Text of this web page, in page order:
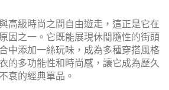
高級時尚之間自由遊走，這正是它在
因之一。它既能展現休閒隨性的街頭
中添加一絲玩味，成為多種穿搭風格
的多功能性和時尚感，讓它成為歷久
不衰的經典單品。